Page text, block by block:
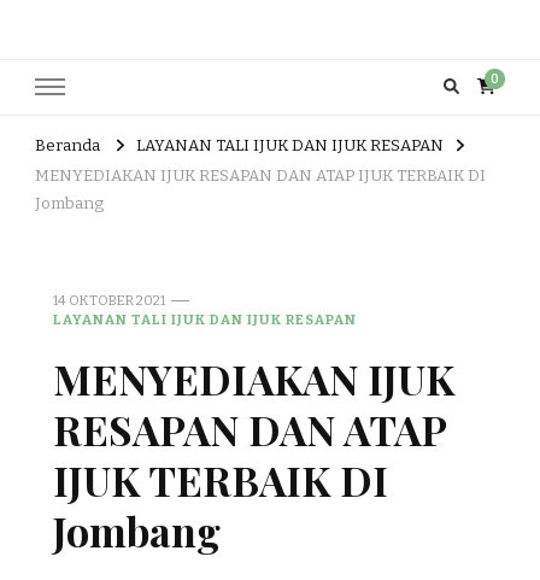
0
Beranda
LAYANAN TALI IJUK DAN IJUK RESAPAN
MENYEDIAKAN IJUK RESAPAN DAN ATAP IJUK TERBAIK DI
Jombang
14 OKTOBER 2021
LAYANAN TALI IJUK DAN IJUK RESAPAN
MENYEDIAKAN IJUK
RESAPAN DAN ATAP
IJUK TERBAIK DI
Jombang